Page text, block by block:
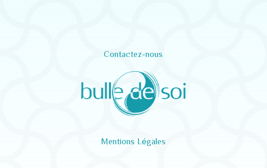
Contactez-nous
Mentions Légales